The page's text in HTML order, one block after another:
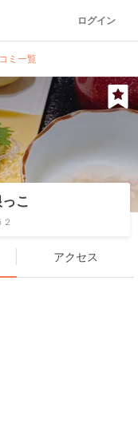
ログイン
ミ一覧
こ
アクセス